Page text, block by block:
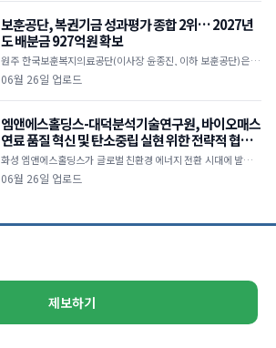
보훈공단, 복권기금 성과평가 종합 2위… 2027년
도 배분금 927억원 확보
원주 한국보훈복지의료공단(이사장 윤종진, 이하 보훈공단)은 기
획예산처 복권위원회가 주관한 ‘2025년 복권기금사업 성과평
06월 26일 업로드
엠앤에스홀딩스-대덕분석기술연구원, 바이오매스
연료 품질 혁신 및 탄소중립 실현 위한 전략적 협력
본격화
화성 엠앤에스홀딩스가 글로벌 친환경 에너지 전환 시대에 발맞춰
목재펠릿 및 목재칩 연료의 품질 경쟁력을 강화하고 지속가능한 바
06월 26일 업로드
제보하기